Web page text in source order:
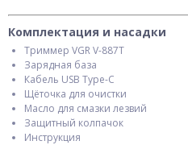
Комплектация и насадки
Триммер VGR V-887T
Зарядная база
Кабель USB Type-C
Щёточка для очистки
Масло для смазки лезвий
Защитный колпачок
Инструкция